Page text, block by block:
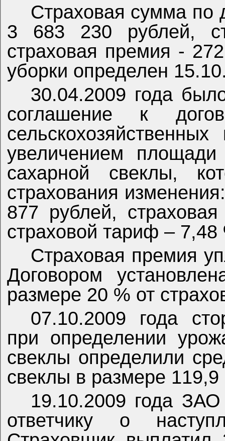
Страховая сумма по
3 683 230 рублей,
страховая премия -
уборки определен
30.04.2009 года
соглашение к
увеличением
сахарной свеклы,
страхования
877 рублей,
страховой тариф – 7,48
Страховая премия
Договором
размере 20 % от
07.10.2009 года
при определении
свеклы определили
свеклы в размере 119,9
19.10.2009 года
ответчику о